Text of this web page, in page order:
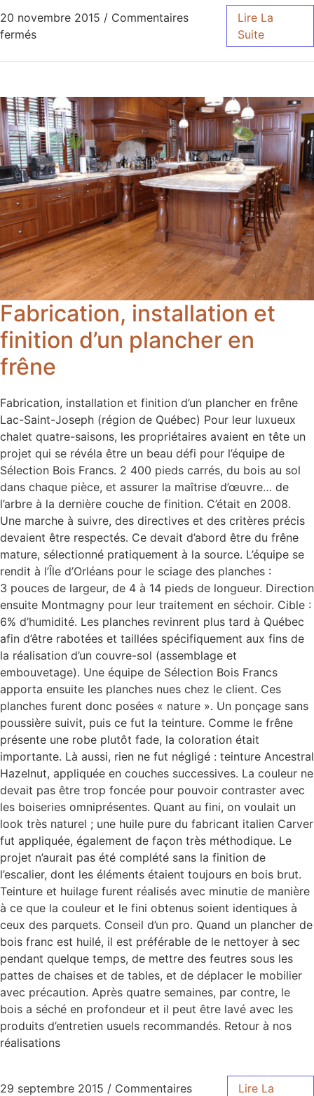
20 novembre 2015 / Commentaires
fermés
Lire La
Suite
Fabrication, installation et
finition d’un plancher en
frêne
Fabrication, installation et finition d’un plancher en frêne
Lac-Saint-Joseph (région de Québec) Pour leur luxueux
chalet quatre-saisons, les propriétaires avaient en tête un
projet qui se révéla être un beau défi pour l’équipe de
Sélection Bois Francs. 2 400 pieds carrés, du bois au sol
dans chaque pièce, et assurer la maîtrise d’œuvre… de
l’arbre à la dernière couche de finition. C’était en 2008.
Une marche à suivre, des directives et des critères précis
devaient être respectés. Ce devait d’abord être du frêne
mature, sélectionné pratiquement à la source. L’équipe se
rendit à l’Île d’Orléans pour le sciage des planches :
3 pouces de largeur, de 4 à 14 pieds de longueur. Direction
ensuite Montmagny pour leur traitement en séchoir. Cible :
6% d’humidité. Les planches revinrent plus tard à Québec
afin d’être rabotées et taillées spécifiquement aux fins de
la réalisation d’un couvre-sol (assemblage et
embouvetage). Une équipe de Sélection Bois Francs
apporta ensuite les planches nues chez le client. Ces
planches furent donc posées « nature ». Un ponçage sans
poussière suivit, puis ce fut la teinture. Comme le frêne
présente une robe plutôt fade, la coloration était
importante. Là aussi, rien ne fut négligé : teinture Ancestral
Hazelnut, appliquée en couches successives. La couleur ne
devait pas être trop foncée pour pouvoir contraster avec
les boiseries omniprésentes. Quant au fini, on voulait un
look très naturel ; une huile pure du fabricant italien Carver
fut appliquée, également de façon très méthodique. Le
projet n’aurait pas été complété sans la finition de
l’escalier, dont les éléments étaient toujours en bois brut.
Teinture et huilage furent réalisés avec minutie de manière
à ce que la couleur et le fini obtenus soient identiques à
ceux des parquets. Conseil d’un pro. Quand un plancher de
bois franc est huilé, il est préférable de le nettoyer à sec
pendant quelque temps, de mettre des feutres sous les
pattes de chaises et de tables, et de déplacer le mobilier
avec précaution. Après quatre semaines, par contre, le
bois a séché en profondeur et il peut être lavé avec les
produits d’entretien usuels recommandés. Retour à nos
réalisations
29 septembre 2015 / Commentaires
Lire La